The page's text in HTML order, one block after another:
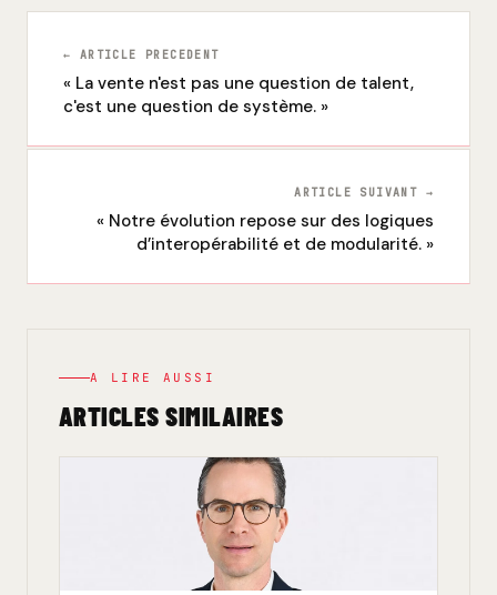
← ARTICLE PRECEDENT
« La vente n'est pas une question de talent,
c'est une question de système. »
ARTICLE SUIVANT →
« Notre évolution repose sur des logiques
d’interopérabilité et de modularité. »
A LIRE AUSSI
ARTICLES SIMILAIRES